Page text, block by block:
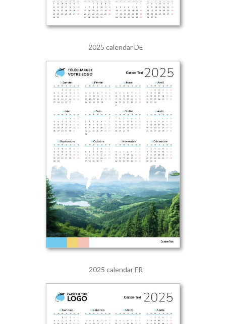
2025 calendar DE
2025 calendar FR